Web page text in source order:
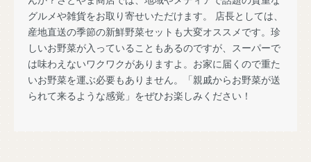
グルメや雑貨をお取り寄せいただけます。 店長としては、
産地直送の季節の新鮮野菜セットも大変オススメです。珍
しいお野菜が入っていることもあるのですが、スーパーで
は味わえないワクワクがありますよ。お家に届くので重た
いお野菜を運ぶ必要もありません。「親戚からお野菜が送
られて来るような感覚」をぜひお楽しみください！